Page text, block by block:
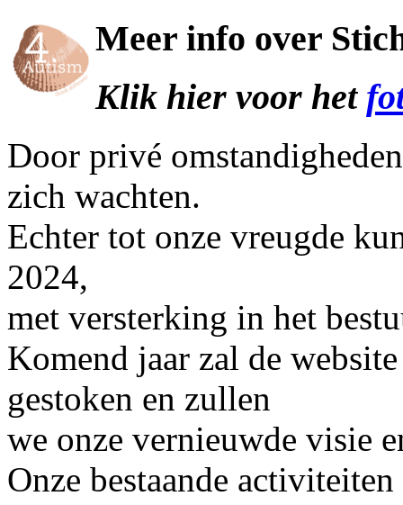
Meer info over
Klik hier voor het
Door privé
zich wachten.
Echter tot onze vreugde
2024,
met versterking in het
Komend jaar zal de
gestoken en zullen
we onze vernieuwde visie
Onze bestaande